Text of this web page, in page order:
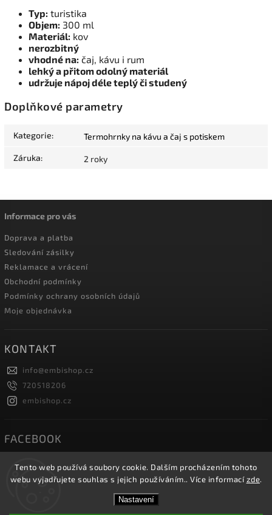
Tento web používá soubory cookie. Dalším procházením tohoto
webu vyjadřujete souhlas s jejich používáním.. Více informacízde.
Nastavení
Typ: turistika
Objem: 300 ml
Materiál: kov
nerozbitný
vhodné na: čaj, kávu i rum
lehký a přitom odolný materiál
udržuje nápoj déle teplý či studený
Doplňkové parametry
Kategorie: Termohrnky na kávu a čaj s potiskem
Záruka: 2 roky
Informace pro vás
Doprava a platba
Sledování zásilky
Reklamace a vrácení
Obchodní podmínky
Podmínky ochrany osobních údajů
Moje objednávka
KONTAKT
info@embishop.cz
720518206
embishop.cz
FACEBOOK
Embishop.cz. Všechna práva vyhrazena.
Shoptet| DesignShoptak.cz.